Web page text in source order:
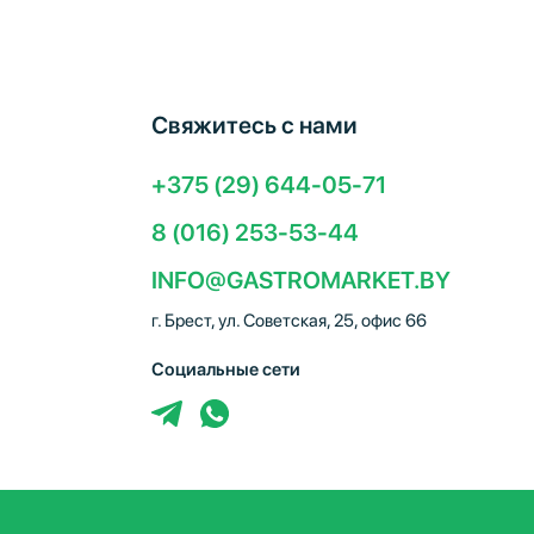
Свяжитесь с нами
+375 (29) 644-05-71
8 (016) 253-53-44
INFO@GASTROMARKET.BY
г. Брест, ул. Советская, 25, офис 66
Социальные сети